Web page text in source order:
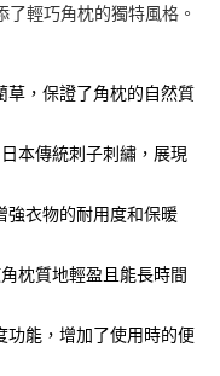
款截止日，確認付款後即完
易確認頁面所載為準。
核未通過，訂單將自動取
哥付你分期系統評分，恕無
於每月結算日後寄送繳費提
台灣大直營門市／銀行轉
簡稱本公司）所提供，讓
並由商店將買賣／分期付款
單繳交帳款。
目的，商店將以您的個人
輕巧角枕的獨特風格。
草，保證了角枕的自然質
本傳統刺子刺繡，展現
強衣物的耐用度和保暖
枕質地輕盈且能長時間
功能，增加了使用時的便